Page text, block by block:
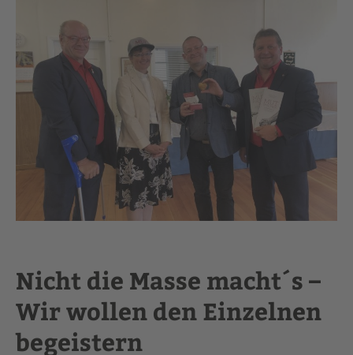
Nicht die Masse macht´s –
Wir wollen den Einzelnen
begeistern